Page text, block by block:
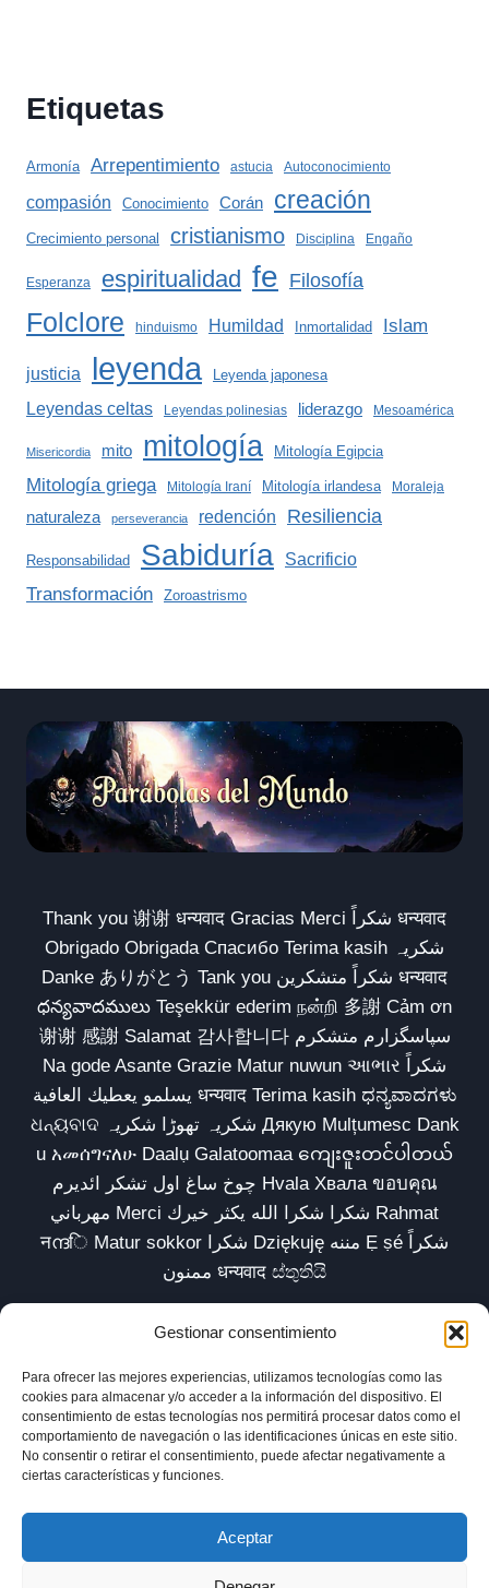
Gestionar consentimiento
Para ofrecer las mejores experiencias, utilizamos tecnologías como las
cookies para almacenar y/o acceder a la información del dispositivo. El
consentimiento de estas tecnologías nos permitirá procesar datos como el
comportamiento de navegación o las identificaciones únicas en este sitio.
No consentir o retirar el consentimiento, puede afectar negativamente a
ciertas características y funciones.
Aceptar
Etiquetas
Armonía Arrepentimiento astucia Autoconocimiento
compasión Conocimiento Corán creación
Crecimiento personal cristianismo Disciplina Engaño
Esperanza espiritualidad fe Filosofía
Folclore hinduismo Humildad Inmortalidad Islam
justicia leyenda Leyenda japonesa
Leyendas celtas Leyendas polinesias liderazgo Mesoamérica
Misericordia mito mitología Mitología Egipcia
Mitología griega Mitología Iraní Mitología irlandesa Moraleja
naturaleza perseverancia redención Resiliencia
Responsabilidad Sabiduría Sacrificio
Transformación Zoroastrismo
Thank you 谢谢 धन्यवाद Gracias Merci شكراً धन्यवाद
Obrigado Obrigada Спасибо Terima kasih شکریہ
Danke ありがとう Tank you شكراً متشكرين धन्यवाद
ధన్యవాదములు Teşekkür ederim நன்றி 多謝 Cảm ơn
谢谢 感謝 Salamat 감사합니다 سپاسگزارم متشکرم
Na gode Asante Grazie Matur nuwun આભાર شكراً
يسلمو يعطيك العافية धन्यवाद Terima kasih ಧನ್ಯವಾದಗಳು
ଧନ୍ୟବାଦ شکریہ تھوڑا شکریہ Дякую Mulțumesc Dank
u አመሰግናለሁ Daalụ Galatoomaa ကျေးဇူးတင်ပါတယ်
چوخ ساغ اول تشکر ائدیرم Hvala Хвала ขอบคุณ
مهرباني Merci شكرا شكرا الله يكثر خيرك Rahmat
नന്ദि Matur sokkor شكرا Dziękuję مننه Ẹ ṣé شكراً
ممنون धन्यवाद ස්තුතියි
Inicio Biblioteca Parábolas TV
Comunidad
Esencia
Blog
Política de privacidad
Aviso legal
Política de cookies (UE)